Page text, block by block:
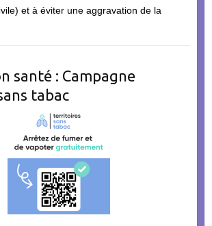
et à éviter une aggravation de la
santé : Campagne
tabac